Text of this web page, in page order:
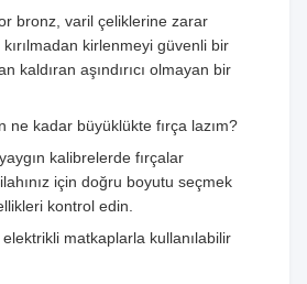
bronz, varil çeliklerine zarar
kirlenmeyi güvenli bir
kaldıran aşındırıcı olmayan bir
ne kadar büyüklükte fırça lazım?
kalibrelerde fırçalar
için doğru boyutu seçmek
kontrol edin.
elektrikli matkaplarla kullanılabilir